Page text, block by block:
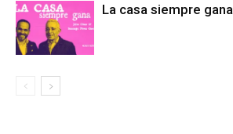
La casa siempre gana